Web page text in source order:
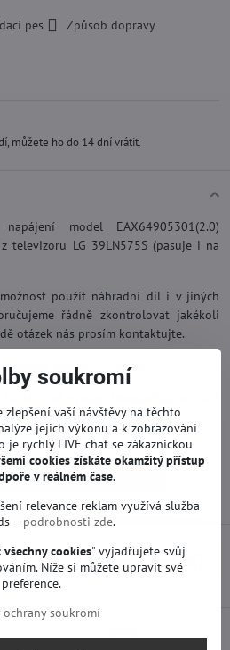
pes
Způsob dopravy
můžete ho do 14 dní vrátit.
model EAX64905301(2.0)
televizoru LG 39LN575S (pasuje i na
použít náhradní díl i v jiných
řádně zkontrolovat jakékoli
otázek nás prosím kontaktujte.
záruku 12 měsíců.
Zdrojové desky | LG TV
Následující produkt
soukromí
zlepšení vaší návštěvy na těchto
jejich výkonu a k zobrazování
je rychlý LIVE chat se zákaznickou
cookies získáte okamžitý přístup
v reálném čase.
relevance reklam využívá služba
– podrobnosti zde.
cookies" vyjadřujete svůj
Níže si můžete upravit své
preference.
ochrany soukromí